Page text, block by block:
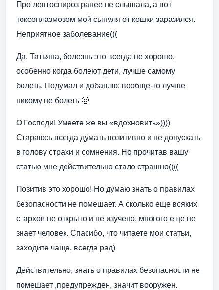
Про лептоспироз ранее не слышала, а вот
токсоплазмозом мой сынуля от кошки заразился.
Неприятное заболевание(((
Да, Татьяна, болезнь это всегда не хорошо,
особенно когда болеют дети, лучше самому
болеть. Подумал и добавлю: вообще-то лучше
никому не болеть 🙂
О Господи! Умеете же вы «вдохновить»))))
Стараюсь всегда думать позитивно и не допускать
в голову страхи и сомнения. Но прочитав вашу
статью мне действительно стало страшно((((
Позитив это хорошо! Но думаю знать о правилах
безопасности не помешает. А сколько еще всяких
стархов не открыто и не изучено, многого еще не
знает человек. Спасибо, что читаете мои статьи,
заходите чаще, всегда рад)
Действительно, знать о правилах безопасности не
помешает ,предупрежден, значит вооружен.